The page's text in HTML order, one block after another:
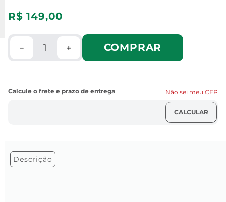
R$ 149,00
＋
－ COMPRAR
Não sei meu CEP
Descrição